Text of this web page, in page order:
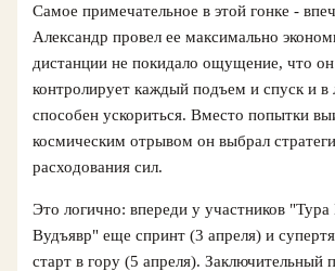
Самое примечательное в этой гонке -
Александр провел ее максимально
дистанции не покидало ощущение, что
контролирует каждый подъем и спуск и
способен ускориться. Вместо попытки
космическим отрывом он выбрал
расходования сил.
Это логично: впереди у участников
Вудъявр" еще спринт (3 апреля) и
старт в гору (5 апреля). Заключительный